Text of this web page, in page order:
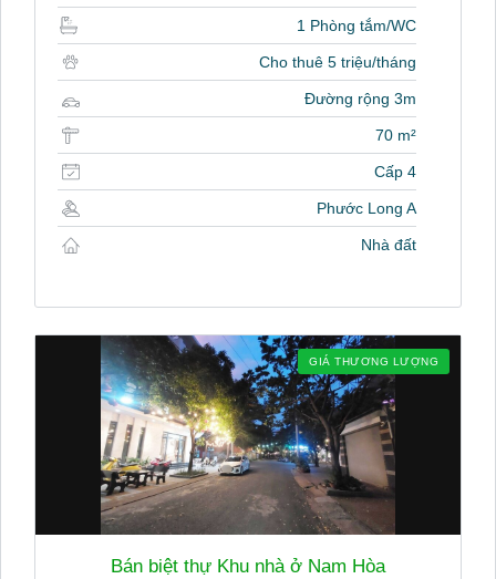
1 Phòng tắm/WC
Cho thuê 5 triệu/tháng
Đường rộng 3m
70 m²
Cấp 4
Phước Long A
Nhà đất
GIÁ THƯƠNG LƯỢNG
Bán biệt thự Khu nhà ở Nam Hòa